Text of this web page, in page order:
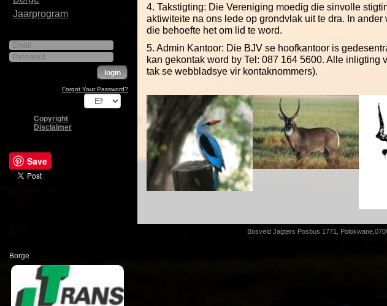
Jaarprogram
Forgot Your Password?
Copyright
Disclaimer
Save
4. Takstigting: Die Vereniging moedig die sinvolle
aktiwiteite na ons lede op grondvlak uit te dra. In
die behoefte het om lid te word.
5. Admin Kantoor: Die BJV se hoofkantoor is
kan gekontak word by Tel: 087 164 5600. Alle
tak se webbladsye vir kontaknommers).
Bosveld Jagters Posbus 1771,